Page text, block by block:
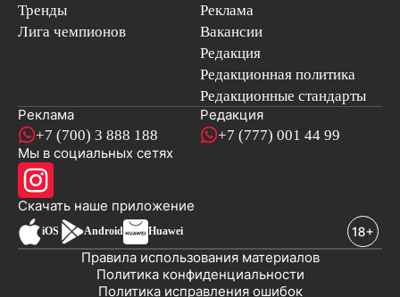
Тренды
Лига чемпионов
Реклама
Вакансии
Редакция
Редакционная политика
Редакционные стандарты
Реклама
+7 (700) 3 888 188
Редакция
+7 (777) 001 44 99
Мы в социальных сетях
Скачать наше приложениеновостей
iOS Android Huawei
Политика исправления ошибок
Политика конфиденциальности
Правила использования материалов